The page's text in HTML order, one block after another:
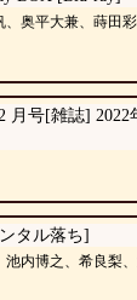
、奥平大兼、蒔田
月号[雑誌]
タル落ち]
池内博之、希良梨